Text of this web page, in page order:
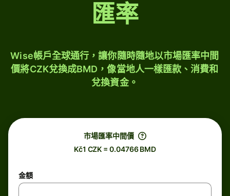
匯率
Wise帳戶全球通行，讓你隨時隨地以市場匯率中間
價將CZK兌換成BMD，像當地人一樣匯款、消費和
兌換資金。
市場匯率中間價
Kč1 CZK = 0.04766 BMD
金額